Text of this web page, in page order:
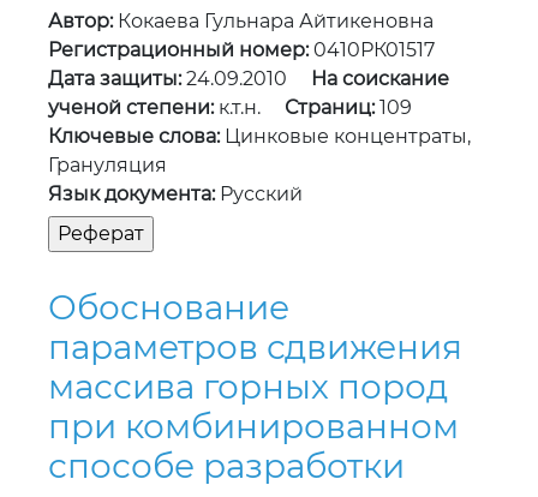
Автор:Кокаева Гульнара Айтикеновна
Регистрационный номер:0410РК01517
Дата защиты:24.09.2010
На соискание
ученой степени:к.т.н. Страниц:109
Ключевые слова:Цинковые концентраты,
Грануляция
Язык документа:Русский
Обоснование
параметров сдвижения
массива горных пород
при комбинированном
способе разработки